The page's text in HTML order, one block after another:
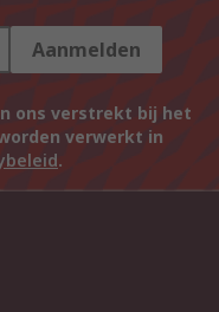
Aanmelden
ons verstrekt bij het
verwerkt in
.